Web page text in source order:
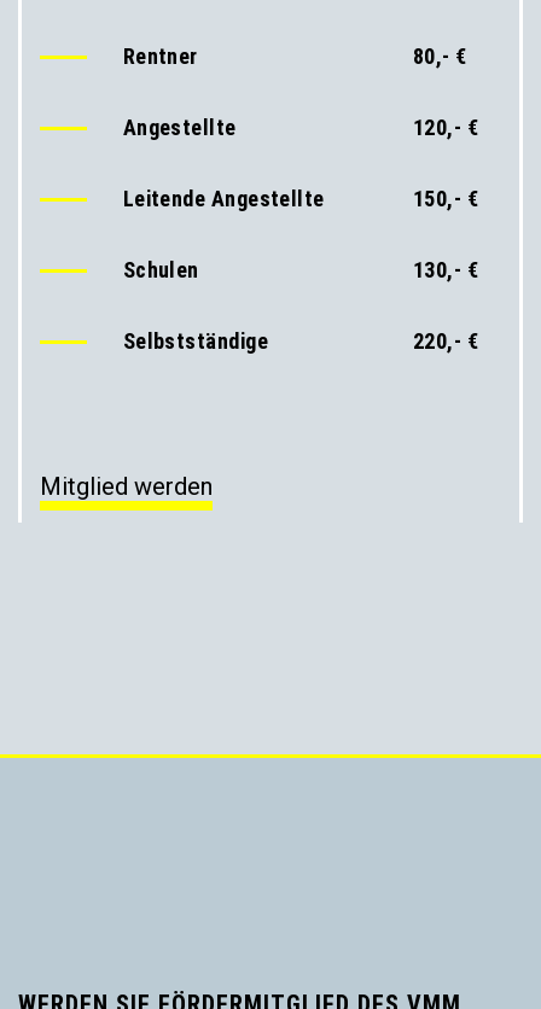
Rentner 80,- €
Angestellte 120,- €
Leitende Angestellte 150,- €
Schulen 130,- €
Selbstständige 220,- €
Mitglied werden